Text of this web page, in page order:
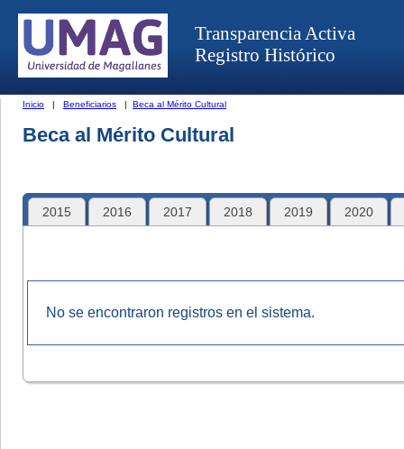
Transparencia Activa
Registro Histórico
Inicio | Beneficiarios | Beca al Mérito Cultural
Beca al Mérito Cultural
2015 2016 2017 2018 2019 2020
No se encontraron registros en el sistema.